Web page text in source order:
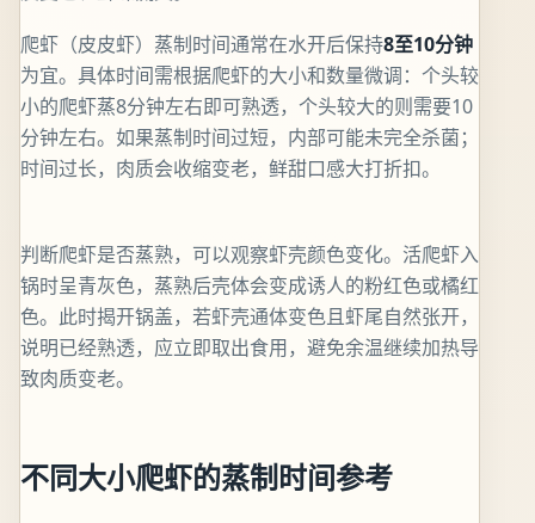
爬虾（皮皮虾）蒸制时间通常在水开后保持8至10分钟
为宜。具体时间需根据爬虾的大小和数量微调：个头较
小的爬虾蒸8分钟左右即可熟透，个头较大的则需要10
分钟左右。如果蒸制时间过短，内部可能未完全杀菌；
时间过长，肉质会收缩变老，鲜甜口感大打折扣。
判断爬虾是否蒸熟，可以观察虾壳颜色变化。活爬虾入
锅时呈青灰色，蒸熟后壳体会变成诱人的粉红色或橘红
色。此时揭开锅盖，若虾壳通体变色且虾尾自然张开，
说明已经熟透，应立即取出食用，避免余温继续加热导
致肉质变老。
不同大小爬虾的蒸制时间参考